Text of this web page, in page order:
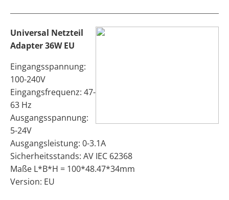
Universal Netzteil
Adapter 36W EU
Eingangsspannung:
100-240V
Eingangsfrequenz: 47-
63 Hz
Ausgangsspannung:
5-24V
Ausgangsleistung: 0-3.1A
Sicherheitsstands: AV IEC 62368
Maße L*B*H = 100*48.47*34mm
Version: EU